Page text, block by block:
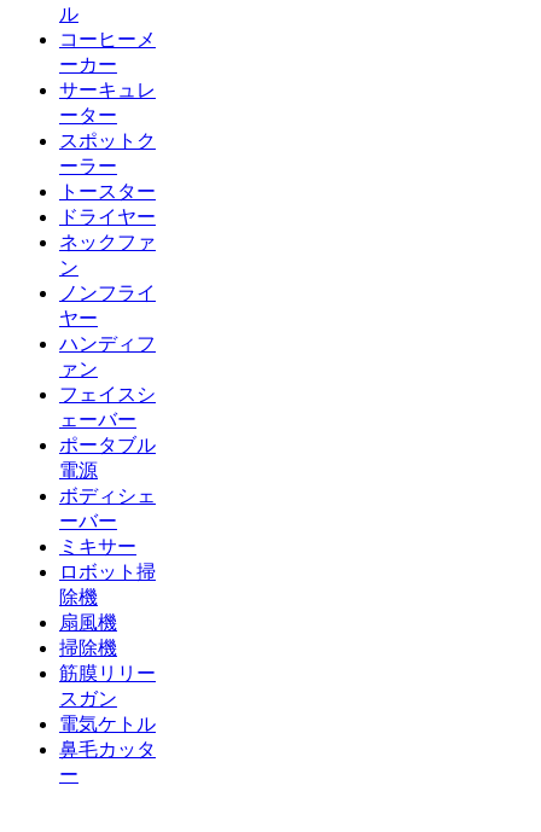
ル
コーヒーメ
ーカー
サーキュレ
ーター
スポットク
ーラー
トースター
ドライヤー
ネックファ
ン
ノンフライ
ヤー
ハンディフ
ァン
フェイスシ
ェーバー
ポータブル
電源
ボディシェ
ーバー
ミキサー
ロボット掃
除機
扇風機
掃除機
筋膜リリー
スガン
電気ケトル
鼻毛カッタ
ー